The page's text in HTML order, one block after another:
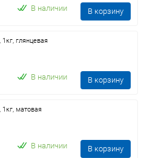
В наличии В корзину
глянцевая
В наличии В корзину
1кг, матовая
В наличии В корзину